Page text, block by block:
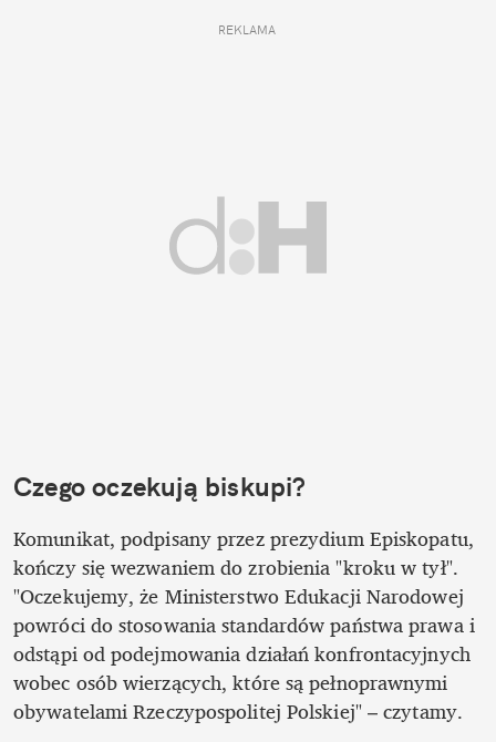
REKLAMA
Czego oczekują biskupi?
Komunikat, podpisany przez prezydium Episkopatu,
kończy się wezwaniem do zrobienia "kroku w tył".
"Oczekujemy, że Ministerstwo Edukacji Narodowej
powróci do stosowania standardów państwa prawa i
odstąpi od podejmowania działań konfrontacyjnych
wobec osób wierzących, które są pełnoprawnymi
obywatelami Rzeczypospolitej Polskiej" – czytamy.